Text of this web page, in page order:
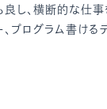
良し、横断的な仕
、プログラム書ける